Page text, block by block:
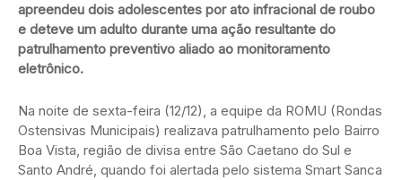
apreendeu dois adolescentes por ato infracional de roubo
e deteve um adulto durante uma ação resultante do
patrulhamento preventivo aliado ao monitoramento
eletrônico.
Na noite de sexta-feira (12/12), a equipe da ROMU (Rondas
Ostensivas Municipais) realizava patrulhamento pelo Bairro
Boa Vista, região de divisa entre São Caetano do Sul e
Santo André, quando foi alertada pelo sistema Smart Sanca